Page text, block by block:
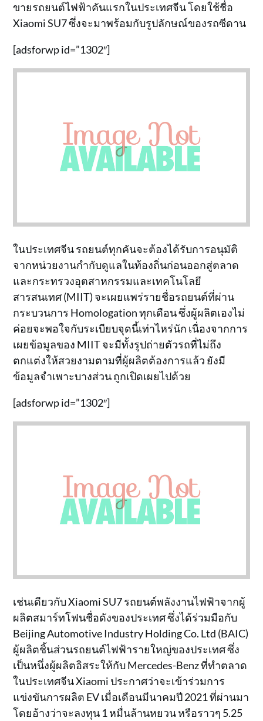
ขายรถยนต์ไฟฟ้าคันแรกในประเทศจีน โดยใช้ชื่อ
Xiaomi SU7 ซึ่งจะมาพร้อมกับรูปลักษณ์ของรถซีดาน
[adsforwp id=”1302″]
ในประเทศจีน รถยนต์ทุกคันจะต้องได้รับการอนุมัติ
จากหน่วยงานกำกับดูแลในท้องถิ่นก่อนออกสู่ตลาด
และกระทรวงอุตสาหกรรมและเทคโนโลยี
สารสนเทศ (MIIT) จะเผยแพร่รายชื่อรถยนต์ที่ผ่าน
กระบวนการ Homologation ทุกเดือน ซึ่งผู้ผลิตเองไม่
ค่อยจะพอใจกับระเบียบจุดนี้เท่าไหร่นัก เนื่องจากการ
เผยข้อมูลของ MIIT จะมีทั้งรูปถ่ายตัวรถที่ไม่ถึง
ตกแต่งให้สวยงามตามที่ผู้ผลิตต้องการแล้ว ยังมี
ข้อมูลจำเพาะบางส่วน ถูกเปิดเผยไปด้วย
[adsforwp id=”1302″]
เช่นเดียวกับ Xiaomi SU7 รถยนต์พลังงานไฟฟ้าจากผู้
ผลิตสมาร์ทโฟนชื่อดังของประเทศ ซึ่งได้ร่วมมือกับ
Beijing Automotive Industry Holding Co. Ltd (BAIC)
ผู้ผลิตชิ้นส่วนรถยนต์ไฟฟ้ารายใหญ่ของประเทศ ซึ่ง
เป็นหนึ่งผู้ผลิตอิสระให้กับ Mercedes-Benz ที่ทำตลาด
ในประเทศจีน Xiaomi ประกาศว่าจะเข้าร่วมการ
แข่งขันการผลิต EV เมื่อเดือนมีนาคมปี 2021 ที่ผ่านมา
โดยอ้างว่าจะลงทุน 1 หมื่นล้านหยวน หรือราวๆ 5.25